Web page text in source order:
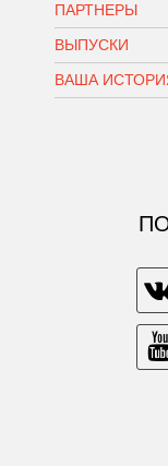
ПАРТНЕРЫ
ВЫПУСКИ
ВАША